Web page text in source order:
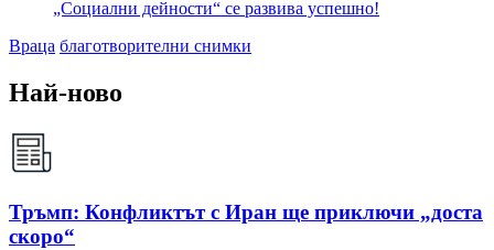
„Социални дейности“ се развива успешно!
Враца благотворителни снимки
Най-ново
Тръмп: Конфликтът с Иран ще приключи „доста
скоро“